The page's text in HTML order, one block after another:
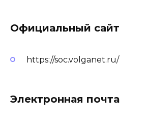
Официальный сайт
https://soc.volganet.ru/
Электронная почта